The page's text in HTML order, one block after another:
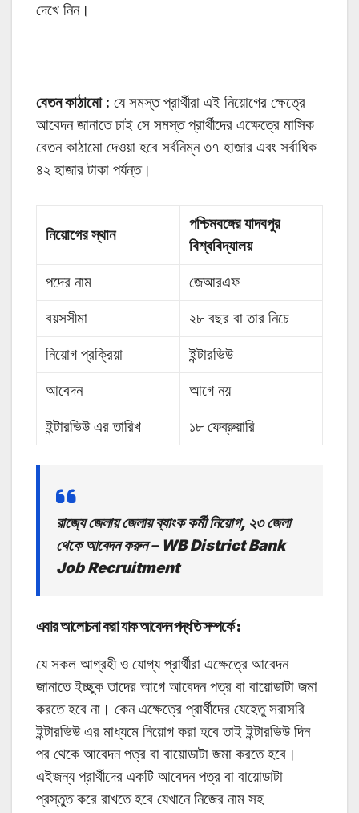
দেখে নিন।
বেতন কাঠামো : যে সমস্ত প্রার্থীরা এই নিয়োগের ক্ষেত্রে
আবেদন জানাতে চাই সে সমস্ত প্রার্থীদের এক্ষেত্রে মাসিক
বেতন কাঠামো দেওয়া হবে সর্বনিম্ন ৩৭ হাজার এবং সর্বাধিক
৪২ হাজার টাকা পর্যন্ত।
নিয়োগের স্থান
পশ্চিমবঙ্গের যাদবপুর
বিশ্ববিদ্যালয়
পদের নাম
জেআরএফ
বয়সসীমা
২৮ বছর বা তার নিচে
নিয়োগ প্রক্রিয়া
ইন্টারভিউ
আবেদন
আগে নয়
ইন্টারভিউ এর তারিখ
১৮ ফেব্রুয়ারি
রাজ্যে জেলায় জেলায় ব্যাংক কর্মী নিয়োগ, ২৩ জেলা
থেকে আবেদন করুন – WB District Bank
Job Recruitment
এবার আলোচনা করা যাক আবেদন পদ্ধতি সম্পর্কে :
যে সকল আগ্রহী ও যোগ্য প্রার্থীরা এক্ষেত্রে আবেদন
জানাতে ইচ্ছুক তাদের আগে আবেদন পত্র বা বায়োডাটা জমা
করতে হবে না। কেন এক্ষেত্রে প্রার্থীদের যেহেতু সরাসরি
ইন্টারভিউ এর মাধ্যমে নিয়োগ করা হবে তাই ইন্টারভিউ দিন
পর থেকে আবেদন পত্র বা বায়োডাটা জমা করতে হবে।
এইজন্য প্রার্থীদের একটি আবেদন পত্র বা বায়োডাটা
প্রস্তুত করে রাখতে হবে যেখানে নিজের নাম সহ